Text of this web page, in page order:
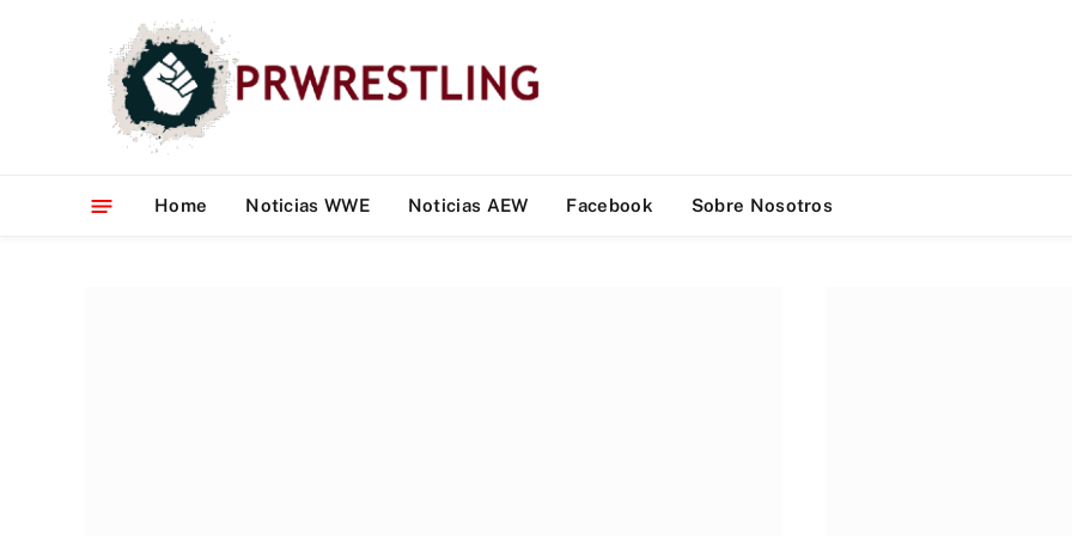
Home Noticias WWE Noticias AEW Facebook Sobre Nosotros